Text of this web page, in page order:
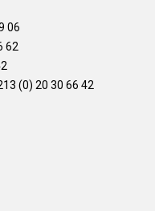
06
62
(0) 20 30 66 42